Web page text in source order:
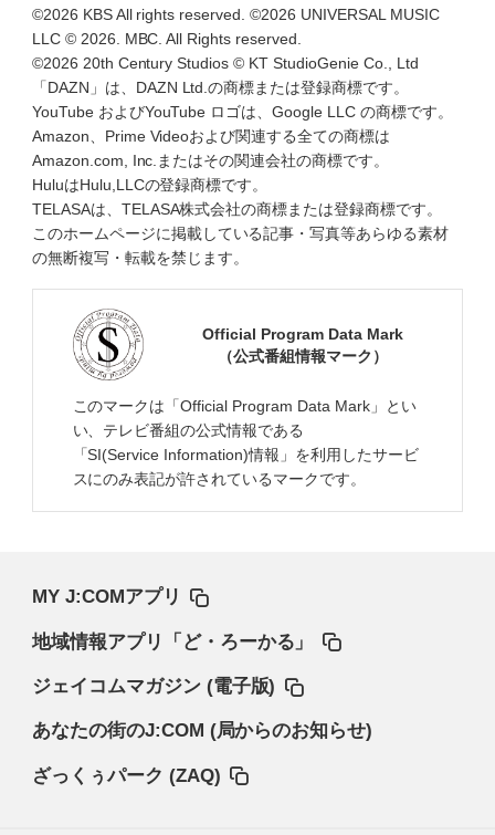
©2026 KBS All rights reserved. ©2026 UNIVERSAL MUSIC
LLC © 2026. MBC. All Rights reserved.
©2026 20th Century Studios © KT StudioGenie Co., Ltd
「DAZN」は、DAZN Ltd.の商標または登録商標です。
YouTube およびYouTube ロゴは、Google LLC の商標です。
Amazon、Prime Videoおよび関連する全ての商標は
Amazon.com, Inc.またはその関連会社の商標です。
HuluはHulu,LLCの登録商標です。
TELASAは、TELASA株式会社の商標または登録商標です。
このホームページに掲載している記事・写真等あらゆる素材
の無断複写・転載を禁じます。
Official Program Data Mark
（公式番組情報マーク）
このマークは「Official Program Data Mark」とい
い、テレビ番組の公式情報である
「SI(Service Information)情報」を利用したサービ
スにのみ表記が許されているマークです。
MY J:COMアプリ
地域情報アプリ「ど・ろーかる」
ジェイコムマガジン (電子版)
あなたの街のJ:COM (局からのお知らせ)
ざっくぅパーク (ZAQ)